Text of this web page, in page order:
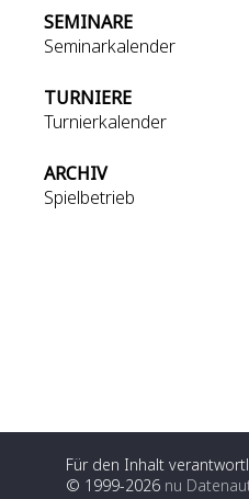
SEMINARE
Seminarkalender
TURNIERE
Turnierkalender
ARCHIV
Spielbetrieb
Für den Inhalt
© 1999-2026 nu